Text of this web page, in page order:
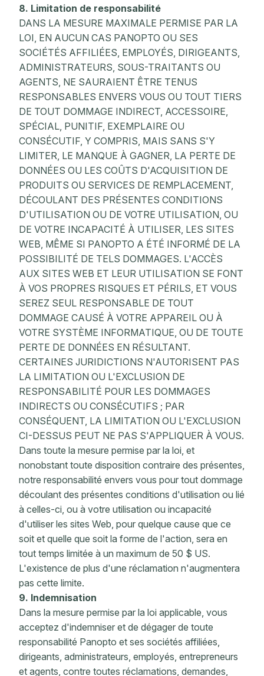
8. Limitation de responsabilité
DANS LA MESURE MAXIMALE PERMISE PAR LA
LOI, EN AUCUN CAS PANOPTO OU SES
SOCIÉTÉS AFFILIÉES, EMPLOYÉS, DIRIGEANTS,
ADMINISTRATEURS, SOUS-TRAITANTS OU
AGENTS, NE SAURAIENT ÊTRE TENUS
RESPONSABLES ENVERS VOUS OU TOUT TIERS
DE TOUT DOMMAGE INDIRECT, ACCESSOIRE,
SPÉCIAL, PUNITIF, EXEMPLAIRE OU
CONSÉCUTIF, Y COMPRIS, MAIS SANS S'Y
LIMITER, LE MANQUE À GAGNER, LA PERTE DE
DONNÉES OU LES COÛTS D'ACQUISITION DE
PRODUITS OU SERVICES DE REMPLACEMENT,
DÉCOULANT DES PRÉSENTES CONDITIONS
D'UTILISATION OU DE VOTRE UTILISATION, OU
DE VOTRE INCAPACITÉ À UTILISER, LES SITES
WEB, MÊME SI PANOPTO A ÉTÉ INFORMÉ DE LA
POSSIBILITÉ DE TELS DOMMAGES. L'ACCÈS
AUX SITES WEB ET LEUR UTILISATION SE FONT
À VOS PROPRES RISQUES ET PÉRILS, ET VOUS
SEREZ SEUL RESPONSABLE DE TOUT
DOMMAGE CAUSÉ À VOTRE APPAREIL OU À
VOTRE SYSTÈME INFORMATIQUE, OU DE TOUTE
PERTE DE DONNÉES EN RÉSULTANT.
CERTAINES JURIDICTIONS N'AUTORISENT PAS
LA LIMITATION OU L'EXCLUSION DE
RESPONSABILITÉ POUR LES DOMMAGES
INDIRECTS OU CONSÉCUTIFS ; PAR
CONSÉQUENT, LA LIMITATION OU L'EXCLUSION
CI-DESSUS PEUT NE PAS S'APPLIQUER À VOUS.
Dans toute la mesure permise par la loi, et
nonobstant toute disposition contraire des présentes,
notre responsabilité envers vous pour tout dommage
découlant des présentes conditions d'utilisation ou lié
à celles-ci, ou à votre utilisation ou incapacité
d'utiliser les sites Web, pour quelque cause que ce
soit et quelle que soit la forme de l'action, sera en
tout temps limitée à un maximum de 50 $ US.
L'existence de plus d'une réclamation n'augmentera
pas cette limite.
9. Indemnisation
Dans la mesure permise par la loi applicable, vous
acceptez d'indemniser et de dégager de toute
responsabilité Panopto et ses sociétés affiliées,
dirigeants, administrateurs, employés, entrepreneurs
et agents, contre toutes réclamations, demandes,